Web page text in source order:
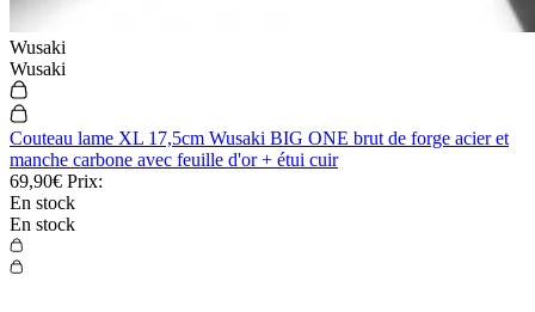
Wusaki
Wusaki
Couteau lame XL 17,5cm Wusaki BIG ONE brut de forge acier et
manche carbone avec feuille d'or + étui cuir
69,90€ Prix:
En stock
En stock